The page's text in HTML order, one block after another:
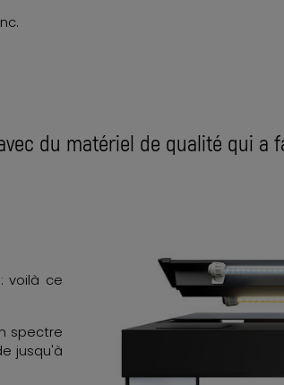
du matériel de qualité qui a
voilà ce
spectre
jusqu'à